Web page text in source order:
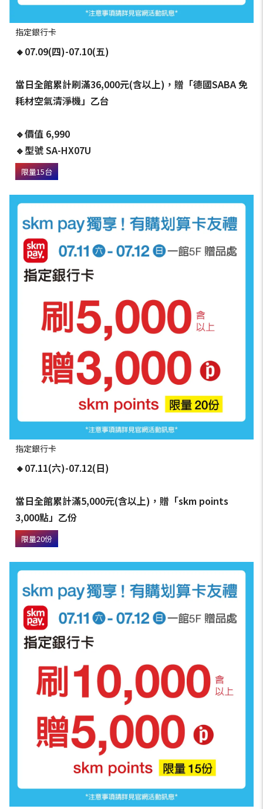
指定銀行卡
🔸07.09(四)-07.10(五)
當日全館累計刷滿36,000元(含以上)，贈「德國SABA 免
耗材空氣清淨機」乙台
🔹價值 6,990
🔹型號 SA-HX07U
限量15台
指定銀行卡
🔸07.11(六)-07.12(日)
當日全館累計滿5,000元(含以上)，贈「skm points
3,000點」乙份
限量20份